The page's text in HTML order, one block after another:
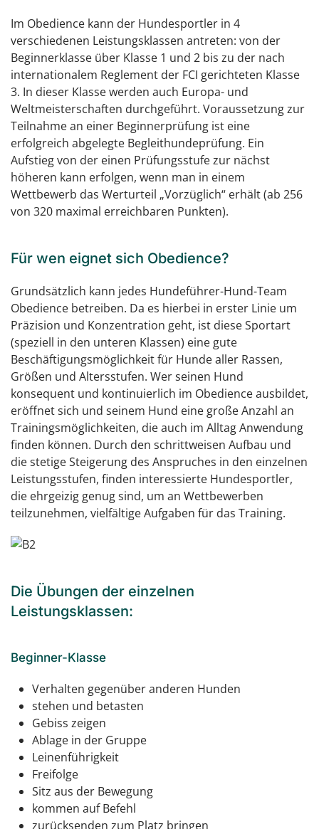
Im Obedience kann der Hundesportler in 4
verschiedenen Leistungsklassen antreten: von der
Beginnerklasse über Klasse 1 und 2 bis zu der nach
internationalem Reglement der FCI gerichteten Klasse
3. In dieser Klasse werden auch Europa- und
Weltmeisterschaften durchgeführt. Voraussetzung zur
Teilnahme an einer Beginnerprüfung ist eine
erfolgreich abgelegte Begleithundeprüfung. Ein
Aufstieg von der einen Prüfungsstufe zur nächst
höheren kann erfolgen, wenn man in einem
Wettbewerb das Werturteil „Vorzüglich“ erhält (ab 256
von 320 maximal erreichbaren Punkten).
Für wen eignet sich Obedience?
Grundsätzlich kann jedes Hundeführer-Hund-Team
Obedience betreiben. Da es hierbei in erster Linie um
Präzision und Konzentration geht, ist diese Sportart
(speziell in den unteren Klassen) eine gute
Beschäftigungsmöglichkeit für Hunde aller Rassen,
Größen und Altersstufen. Wer seinen Hund
konsequent und kontinuierlich im Obedience ausbildet,
eröffnet sich und seinem Hund eine große Anzahl an
Trainingsmöglichkeiten, die auch im Alltag Anwendung
finden können. Durch den schrittweisen Aufbau und
die stetige Steigerung des Anspruches in den einzelnen
Leistungsstufen, finden interessierte Hundesportler,
die ehrgeizig genug sind, um an Wettbewerben
teilzunehmen, vielfältige Aufgaben für das Training.
Die Übungen der einzelnen
Leistungsklassen:
Beginner-Klasse
Verhalten gegenüber anderen Hunden
stehen und betasten
Gebiss zeigen
Ablage in der Gruppe
Leinenführigkeit
Freifolge
Sitz aus der Bewegung
kommen auf Befehl
zurücksenden zum Platz bringen